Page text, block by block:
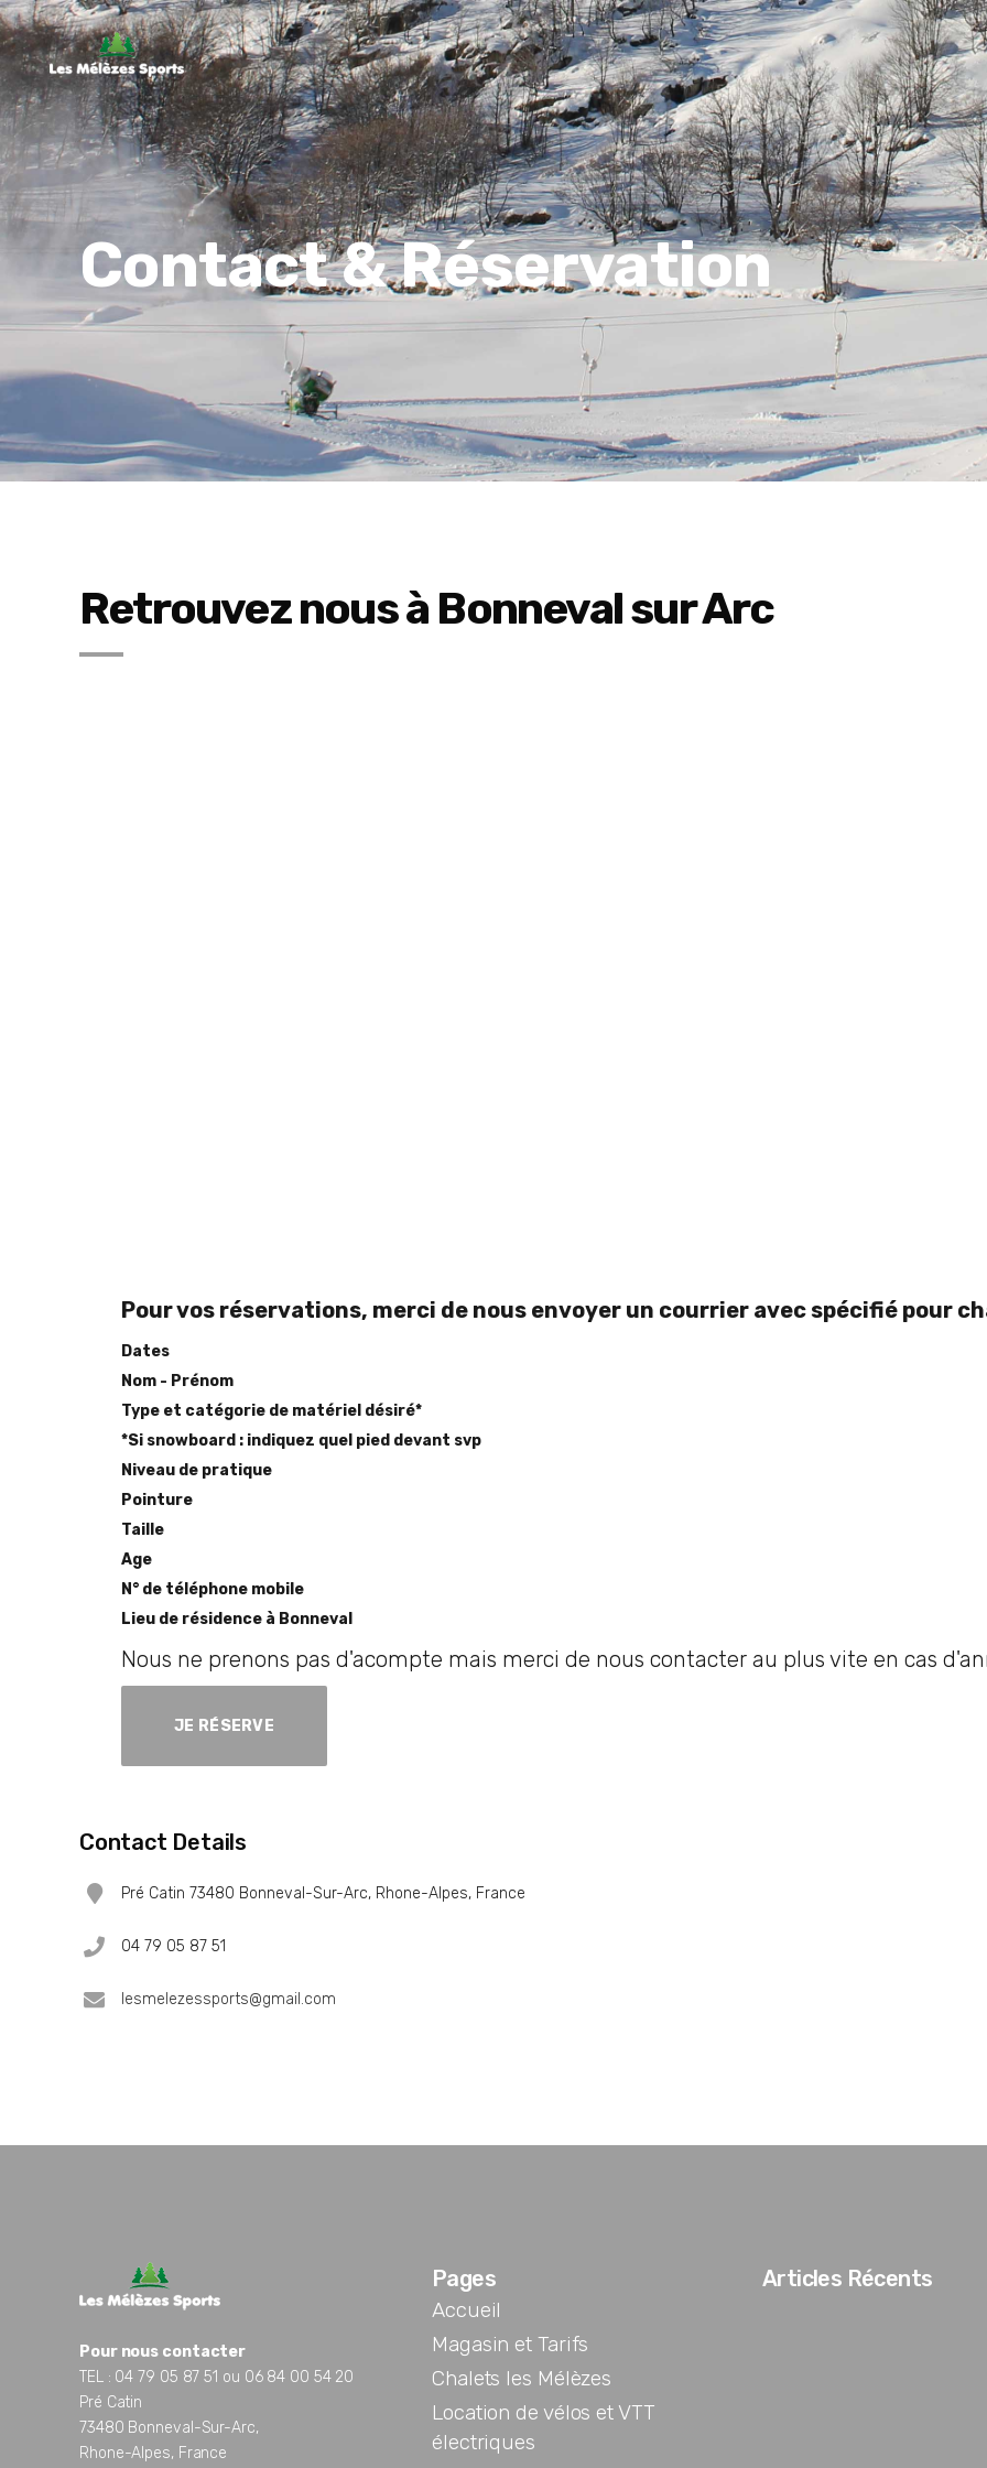
Contact & Réservation
Retrouvez nous à Bonneval sur Arc
Pour vos réservations, merci de nous envoyer un courrier avec spécifié pour
Dates
Nom - Prénom
Type et catégorie de matériel désiré*
*Si snowboard : indiquez quel pied devant svp
Niveau de pratique
Pointure
Taille
Age
N° de téléphone mobile
Lieu de résidence à Bonneval
Nous ne prenons pas d'acompte mais merci de nous contacter au plus vite en cas
JE RÉSERVE
Contact Details
Pré Catin 73480 Bonneval-Sur-Arc, Rhone-Alpes, France
04 79 05 87 51
lesmelezessports@gmail.com
Pour nous contacter
TEL : 04 79 05 87 51 ou 06 84 00 54 20
Pré Catin
73480 Bonneval-Sur-Arc,
Rhone-Alpes, France
Pages
Accueil
Magasin et Tarifs
Chalets les Mélèzes
Location de vélos et VTT
électriques
Articles Récents